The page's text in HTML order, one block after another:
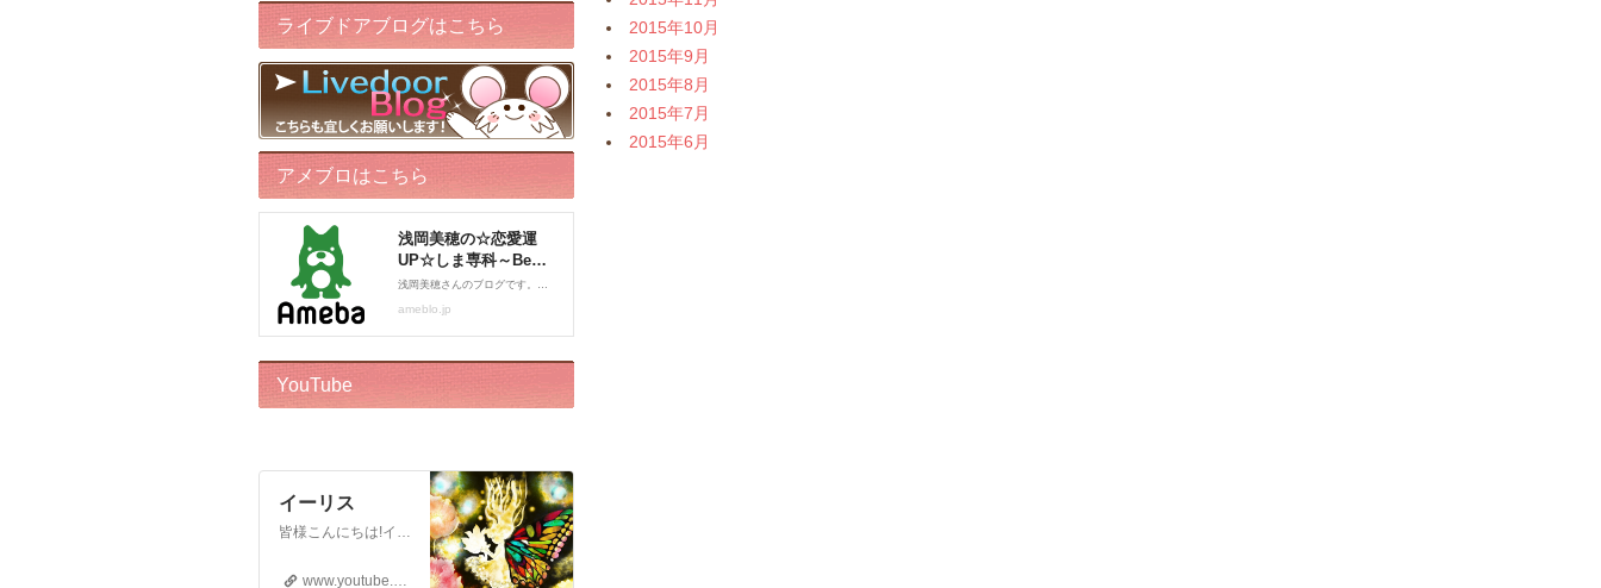
2015年10月
2015年9月
2015年8月
2015年7月
2015年6月
ライブドアブログはこちら
アメブロはこちら
YouTube
イーリス
皆様こんにちは!イーリスです! ドリーバーチュー博士公認 エンジェル・イントゥイティブ（AI）™です。 心理カウンセラー、カードセラピスト、アドバイザー、執筆をしております。 このチャンネルはボランティアでお届けしております。私自身がオラクルカードに救われた一人なので、 誰かのお役に立ちたいという気持ちからスタートいたしました! ※2018年12月22日から…
www.youtube.com